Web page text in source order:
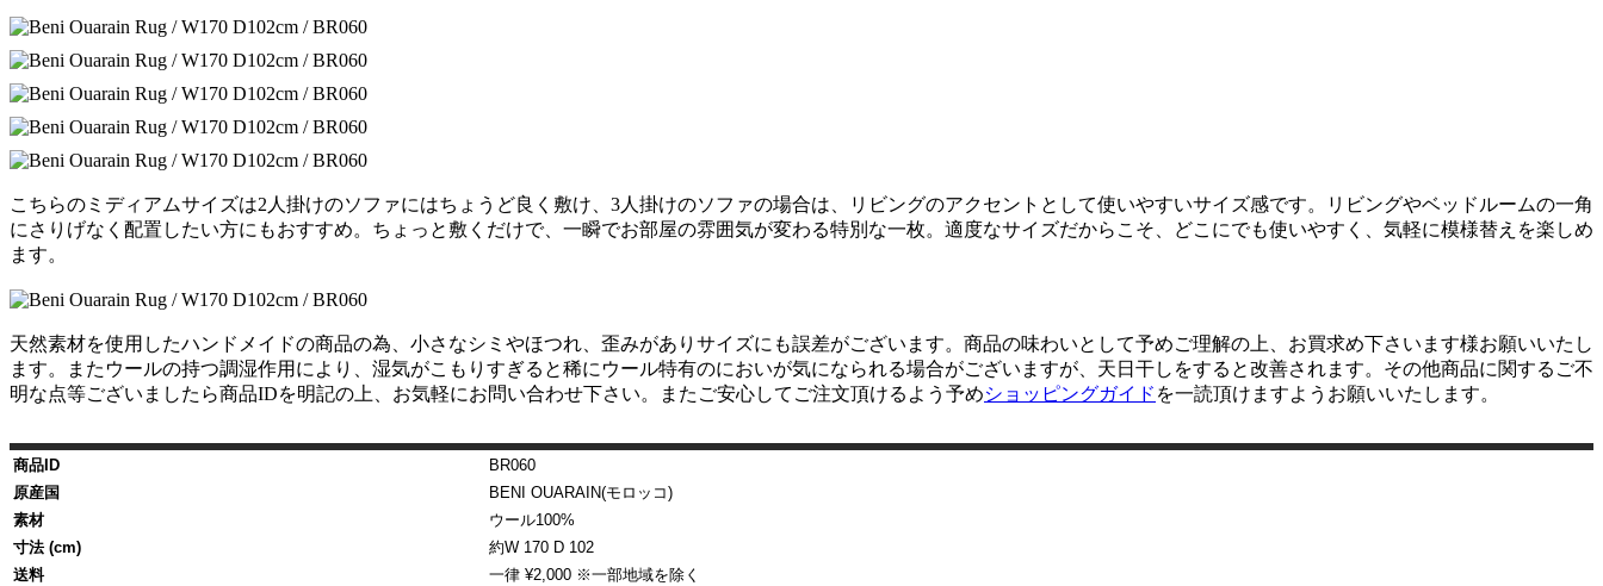
こちらのミディアムサイズは2人掛けのソファにはちょうど良く敷け、3人掛けのソファの場合は、リビングのアクセントとして使いやすいサイズ感です。リビングやベッドルームの一角
にさりげなく配置したい方にもおすすめ。ちょっと敷くだけで、一瞬でお部屋の雰囲気が変わる特別な一枚。適度なサイズだからこそ、どこにでも使いやすく、気軽に模様替えを楽しめ
ます。
天然素材を使用したハンドメイドの商品の為、小さなシミやほつれ、歪みがありサイズにも誤差がございます。商品の味わいとして予めご理解の上、お買求め下さいます様お願いいたし
ます。またウールの持つ調湿作用により、湿気がこもりすぎると稀にウール特有のにおいが気になられる場合がございますが、天日干しをすると改善されます。その他商品に関するご不
明な点等ございましたら商品IDを明記の上、お気軽にお問い合わせ下さい。またご安心してご注文頂けるよう予めショッピングガイド を一読頂けますようお願いいたします。
商品ID
BR060
原産国
BENI OUARAIN(モロッコ)
素材
ウール100%
寸法 (cm)
約W 170 D 102
送料
一律 ¥2,000 ※一部地域を除く